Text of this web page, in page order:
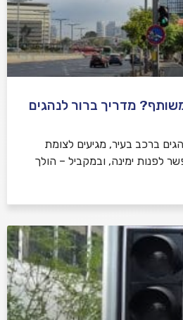
מדריך ברור לנהגים
ברכב בעיר, מגיעים לצומת
לפנות ימינה, ובמקביל – הולך